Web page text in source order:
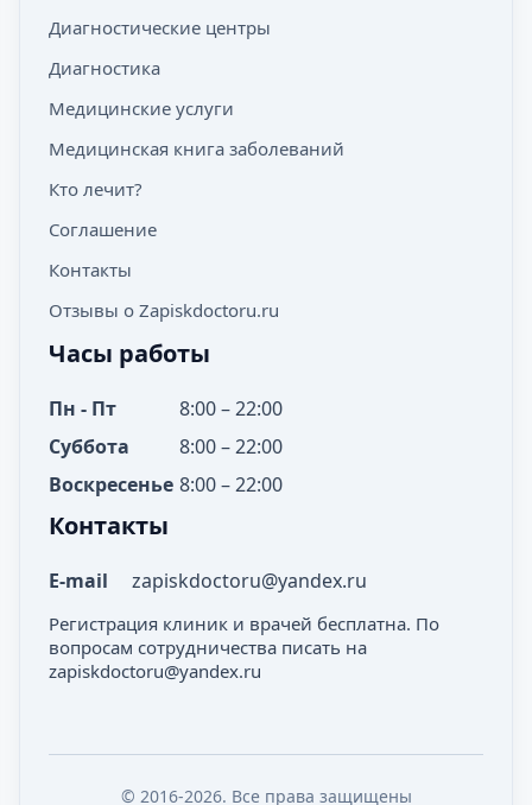
Диагностические центры
Диагностика
Медицинские услуги
Медицинская книга заболеваний
Кто лечит?
Соглашение
Контакты
Отзывы о Zapiskdoctoru.ru
Часы работы
Пн - Пт
8:00 – 22:00
Суббота
8:00 – 22:00
Воскресенье 8:00 – 22:00
Контакты
E-mail zapiskdoctoru@yandex.ru
Регистрация клиник и врачей бесплатна. По
вопросам сотрудничества писать на
zapiskdoctoru@yandex.ru
© 2016-2026. Все права защищены